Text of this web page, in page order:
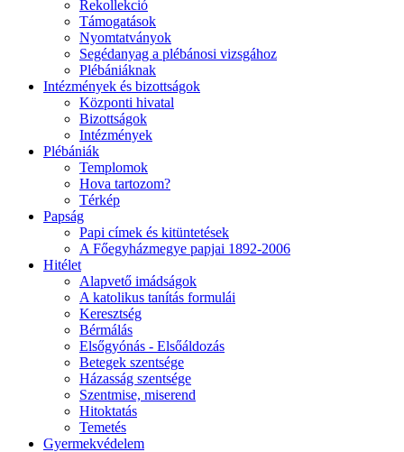
Rekollekció
Támogatások
Nyomtatványok
Segédanyag a plébánosi vizsgához
Plébániáknak
Intézmények és bizottságok
Központi hivatal
Bizottságok
Intézmények
Plébániák
Templomok
Hova tartozom?
Térkép
Papság
Papi címek és kitüntetések
A Főegyházmegye papjai 1892-2006
Hitélet
Alapvető imádságok
A katolikus tanítás formulái
Keresztség
Bérmálás
Elsőgyónás - Elsőáldozás
Betegek szentsége
Házasság szentsége
Szentmise, miserend
Hitoktatás
Temetés
Gyermekvédelem